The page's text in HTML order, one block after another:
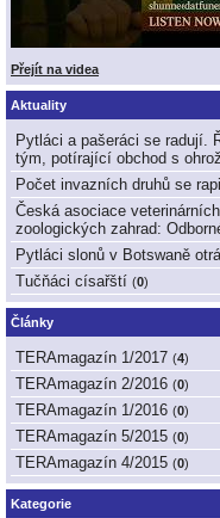
Přejít na videa
Aktuality
Pytláci a pašeráci se radují.
tým, potírající obchod s
Počet invazních druhů se
Česká asociace
zoologických zahrad:
Pytláci slonů v Botswaně
Tučňáci císařští (0)
Články
TERAmagazín 1/2017 (4)
TERAmagazín 2/2016 (0)
TERAmagazín 1/2016 (0)
TERAmagazín 5/2015 (0)
TERAmagazín 4/2015 (0)
Kategorie